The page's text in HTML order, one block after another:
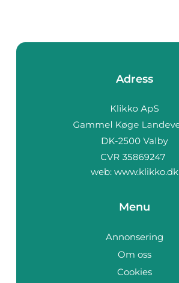
Adress
web: www.klikko.dk
Menu
Annonsering
Om oss
Cookies